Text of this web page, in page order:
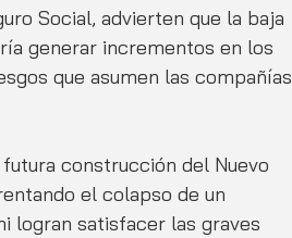
Social, advierten que la baja
generar incrementos en los
que asumen las compañías
construcción del Nuevo
el colapso de un
logran satisfacer las graves